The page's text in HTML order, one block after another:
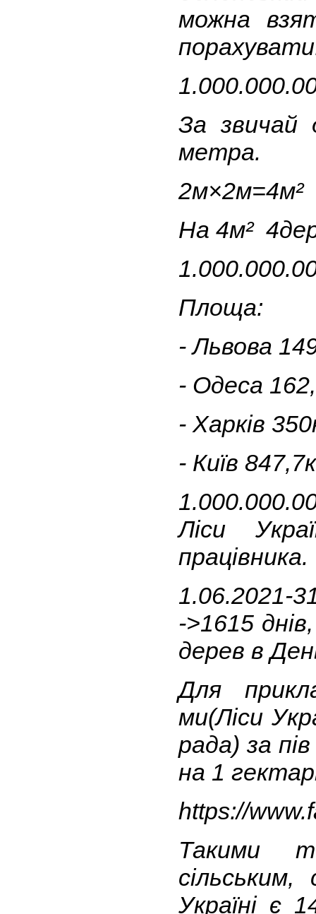
можна
За звичай
метра.
2м×2м=4м²
На 4м²
Площа:
- Львова
- Одеса
- Харків
- Київ
Ліси
працівника.
1.06.2021-
->1615
дерев в
Для
ми(Ліси
рада) за
на 1
https://
Такими
Україні є